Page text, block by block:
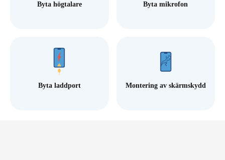
Byta högtalare Byta mikrofon
Byta laddport Montering av skärmskydd